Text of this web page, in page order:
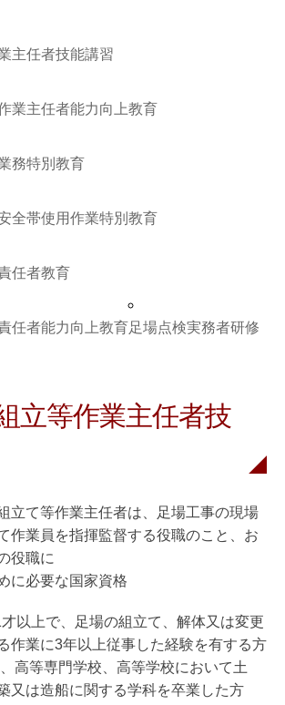
主任者技能講習
業主任者能力向上教育
務特別教育
全帯使用作業特別教育
任者教育
任者能力向上教育 足場点検実務者研修
立等作業主任者技
立て等作業主任者は、足場工事の現場
作業員を指揮監督する役職のこと、お
役職に
に必要な国家資格
以上で、足場の組立て、解体又は変更
作業に3年以上従事した経験を有する方
高等専門学校、高等学校において土
又は造船に関する学科を卒業した方